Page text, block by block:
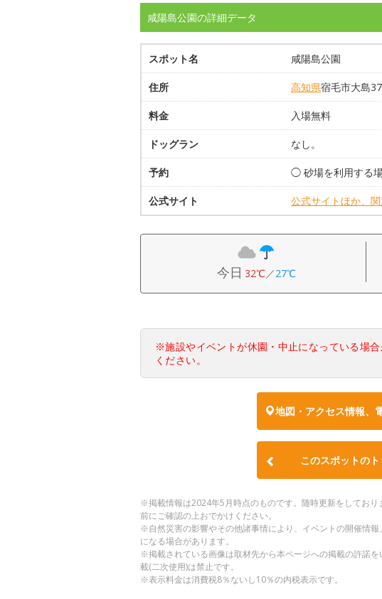
咸陽島公園の詳細データ
スポット名 咸陽島公園
住所 高知県宿毛市大島
料金 入場無料
ドッグラン なし。
予約 ◯ 砂場を利用する
公式サイト 公式サイトほか、
今日 32℃／27℃
※施設やイベントが休園・中止になっている場
ください。
地図・アクセス情報、
このスポットの
※掲載情報は2024年5月時点のものです。随時更新をしてお
前にご確認の上おでかけください。
※自然災害の影響やその他諸事情により、イベントの開催情
になる場合があります。
※掲載されている画像は取材先から本ページへの掲載の許諾
載(二次使用)は禁止です。
※表示料金は消費税8％ないし10％の内税表示です。